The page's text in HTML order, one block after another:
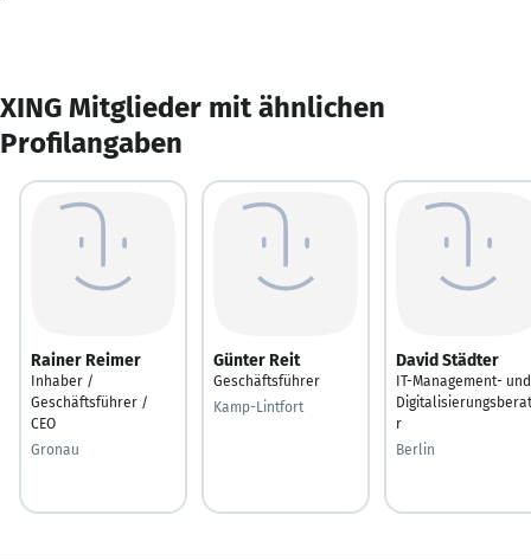
XING Mitglieder mit ähnlichen
Profilangaben
Rainer Reimer
Inhaber /
Geschäftsführer /
CEO
Gronau
Günter Reit
Geschäftsführer
Kamp-Lintfort
David Städter
IT-Management- und
r
Berlin